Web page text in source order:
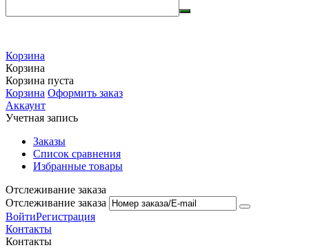
Корзина
Корзина
Корзина пуста
Корзина Оформить заказ
Аккаунт
Учетная запись
Заказы
Список сравнения
Избранные товары
Отслеживание заказа
Отслеживание заказа
ВойтиРегистрация
Контакты
Контакты